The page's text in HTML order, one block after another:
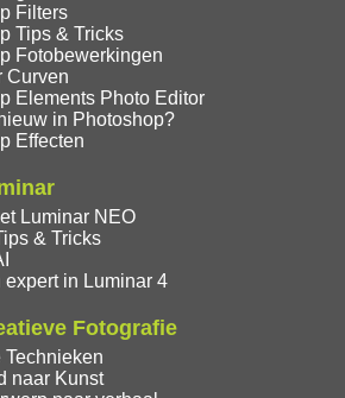
Filters
Tips & Tricks
Fotobewerkingen
Curven
Elements Photo Editor
in Photoshop?
Effecten
Luminar NEO
& Tricks
in Luminar 4
Fotografie
naar Kunst